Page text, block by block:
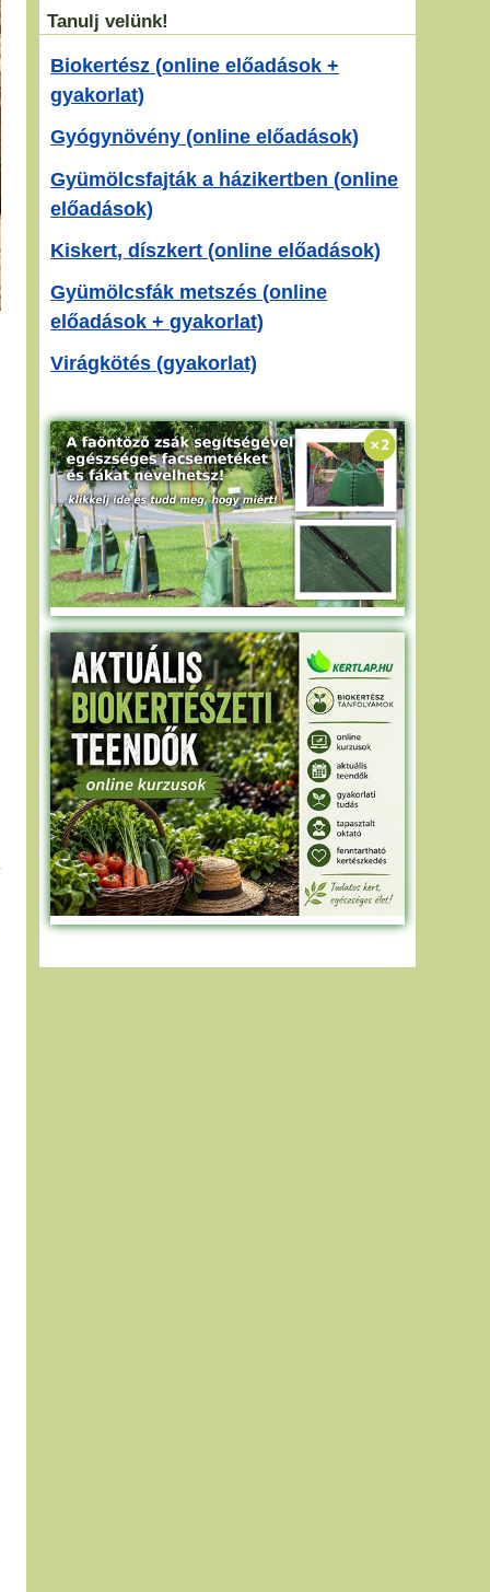
Tanulj velünk!
Biokertész (online előadások +
gyakorlat)
Gyógynövény (online előadások)
Gyümölcsfajták a házikertben (online
előadások)
Kiskert, díszkert (online előadások)
Gyümölcsfák metszés (online
előadások + gyakorlat)
Virágkötés (gyakorlat)